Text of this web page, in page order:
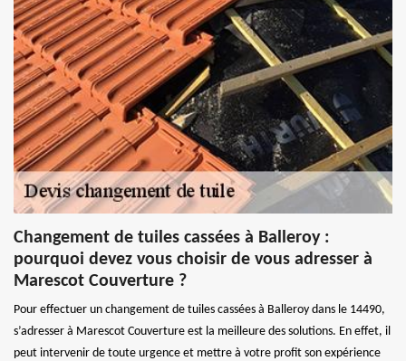
Changement de tuiles cassées à Balleroy :
pourquoi devez vous choisir de vous adresser à
Marescot Couverture ?
Pour effectuer un changement de tuiles cassées à Balleroy dans le 14490,
s’adresser à Marescot Couverture est la meilleure des solutions. En effet, il
peut intervenir de toute urgence et mettre à votre profit son expérience